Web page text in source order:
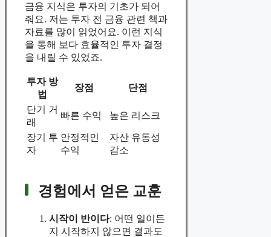
금융 지식은 투자의 기초가 되어
줘요. 저는 투자 전 금융 관련 책과
자료를 많이 읽었어요. 이런 지식
을 통해 보다 효율적인 투자 결정
을 내릴 수 있었죠.
투자 방
법
장점 단점
단기 거
래
빠른 수익 높은 리스크
장기 투
자
안정적인
수익
자산 유동성
감소
경험에서 얻은 교훈
시작이 반이다: 어떤 일이든
지 시작하지 않으면 결과도